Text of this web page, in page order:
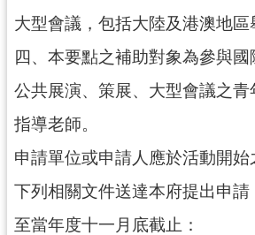
府
資
公
開
回
首
大型會議，包括大陸及港澳地區
四、本要點之補助對象為參與國
公共展演、策展、大型會議之青
指導老師。
申請單位或申請人應於活動開
下列相關文件送達本府提出申請
至當年度十一月底截止：